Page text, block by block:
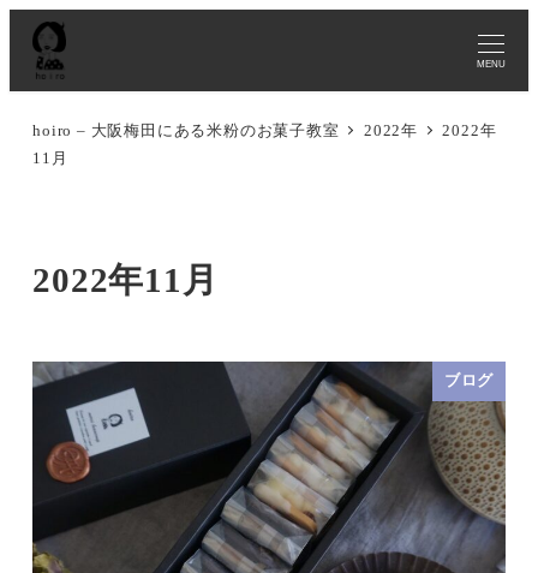
MENU
hoiro – 大阪梅田にある米粉のお菓子教室 2022年
2022年
11月
2022年11月
ブログ